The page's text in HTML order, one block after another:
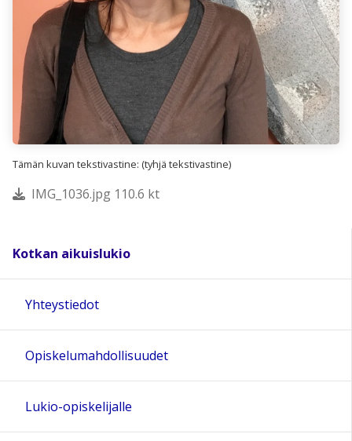
Tämän kuvan tekstivastine: (tyhjä tekstivastine)
IMG_1036.jpg 110.6 kt
Kotkan aikuislukio
Yhteystiedot
Opiskelumahdollisuudet
Lukio-opiskelijalle